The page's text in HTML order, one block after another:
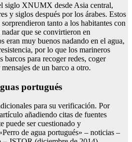
siglo XNUMX desde Asia central,
y siglos después por los árabes. Estos
tanto a los habitantes con
que se convirtieron en
eran muy buenos nadando en el agua,
por lo que los marineros
barcos para recoger redes, coger
de un barco a otro.
portugués
para su verificación. Por
añadiendo citas de fuentes
puede ser cuestionado y
de agua portugués» – noticias –